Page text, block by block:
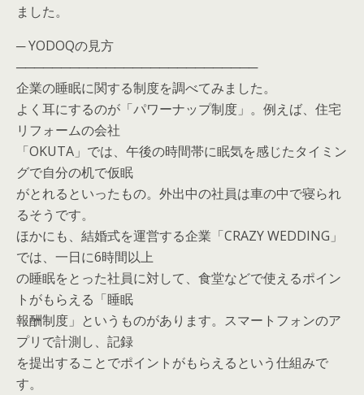
ました。
─ YODOQの見方
───────────────────────────
企業の睡眠に関する制度を調べてみました。
よく耳にするのが「パワーナップ制度」。例えば、住宅
リフォームの会社
「OKUTA」では、午後の時間帯に眠気を感じたタイミン
グで自分の机で仮眠
がとれるといったもの。外出中の社員は車の中で寝られ
るそうです。
ほかにも、結婚式を運営する企業「CRAZY WEDDING」
では、一日に6時間以上
の睡眠をとった社員に対して、食堂などで使えるポイン
トがもらえる「睡眠
報酬制度」というものがあります。スマートフォンのア
プリで計測し、記録
を提出することでポイントがもらえるという仕組みで
す。